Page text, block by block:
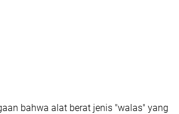
bahwa alat berat jenis "walas" yang